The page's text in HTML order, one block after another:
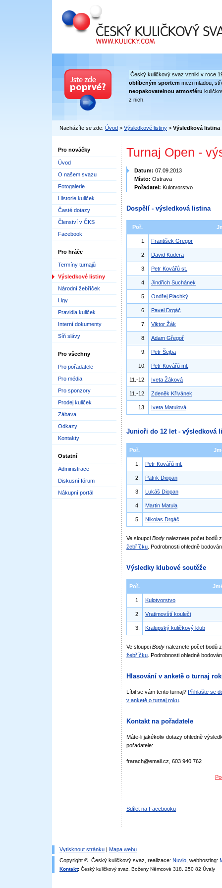
Český kuličkový svaz
Český kuličkový svaz vznikl v roce
oblíbeným sportem mezi mladou,
neopakovatelnou atmosféru
z nich.
Nacházíte se zde: Úvod > Výsledkové listiny > Výsledková listina
Pro nováčky
Úvod
O našem svazu
Fotogalerie
Historie kuliček
Časté dotazy
Členství v ČKS
Facebook
Pro hráče
Termíny turnajů
Výsledkové listiny
Národní žebříček
Ligy
Pravidla kuliček
Interní dokumenty
Síň slávy
Pro všechny
Pro pořadatele
Pro média
Pro sponzory
Prodej kuliček
Zábava
Odkazy
Kontakty
Ostatní
Administrace
Diskusní fórum
Nákupní portál
Turnaj Open -
Datum: 07.09.2013
Místo: Ostrava
Pořadatel: Kulotvorstvo
Dospělí - výsledková listina
Poř.
1. František Gregor
2. David Kudera
3. Petr Kovářů st.
4. Jindřich Suchánek
5. Ondřej Plachký
6. Pavel Drgáč
7. Viktor Žák
8. Adam Gřegoř
9. Petr Šejba
10. Petr Kovářů ml.
11.-12. Iveta Žáková
11.-12. Zdeněk Křivánek
13. Iveta Matulová
Junioři do 12 let - výsledková
Poř.
1. Petr Kovářů ml.
2. Patrik Diopan
3. Lukáš Diopan
4. Martin Matula
5. Nikolas Drgáč
Ve sloupci Body naleznete počet bodů
žebříčku . Podrobnosti ohledně
Výsledky klubové soutěže
Poř.
1. Kulotvorstvo
2. Vratimovští kouleči
3. Kralupský kuličkový klub
Ve sloupci Body naleznete počet bodů
žebříčku . Podrobnosti ohledně
Hlasování v anketě o turnaj
Líbil se vám tento turnaj? Přihlašte se
v anketě o turnaj roku
Kontakt na pořadatele
Máte-li jakékoliv dotazy ohledně
pořadatele:
frarach@email.cz, 603 940 762
Sdílet na Facebooku
Vytisknout stránku | Mapa webu
Copyright © Český kuličkový svaz, realizace: Nuvio , webhosting:
Kontakt: Český kuličkový svaz, Boženy Němcové 318, 250 82 Úvaly